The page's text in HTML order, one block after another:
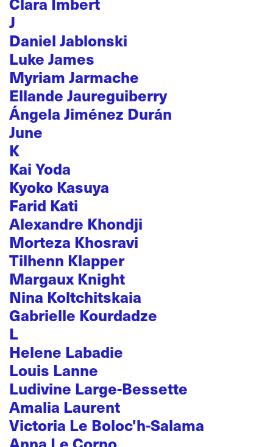
J
Daniel Jablonski
Luke James
Myriam Jarmache
Ellande Jaureguiberry
Ángela Jiménez Durán
June
K
Kai Yoda
Kyoko Kasuya
Farid Kati
Alexandre Khondji
Morteza Khosravi
Tilhenn Klapper
Margaux Knight
Nina Koltchitskaia
Gabrielle Kourdadze
L
Helene Labadie
Louis Lanne
Ludivine Large-Bessette
Amalia Laurent
Victoria Le Boloc'h-Salama